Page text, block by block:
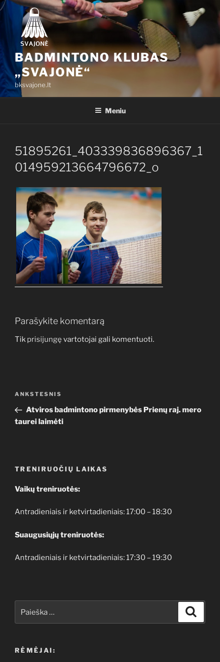
Eiti
prie
turinio
BADMINTONO KLUBAS
„SVAJONĖ“
bksvajone.lt
Meniu
51895261_403339836896367_1
014959213664796672_o
Parašykite komentarą
Tik prisijungę vartotojai gali komentuoti.
Navigacija
įrašų
Ankstesnis
įrašas
ANKSTESNIS
Atviros badmintono pirmenybės Prienų raj. mero
taurei laimėti
TRENIRUOČIŲ LAIKAS
Vaikų treniruotės:
Antradieniais ir ketvirtadieniais: 17:00 – 18:30
Suaugusiųjų treniruotės:
Antradieniais ir ketvirtadieniais: 17:30 – 19:30
RĖMĖJAI: